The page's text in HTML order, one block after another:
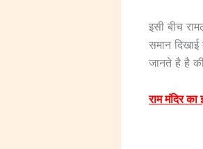
इसी बीच
समान
जानते है है
राम मंदिर का